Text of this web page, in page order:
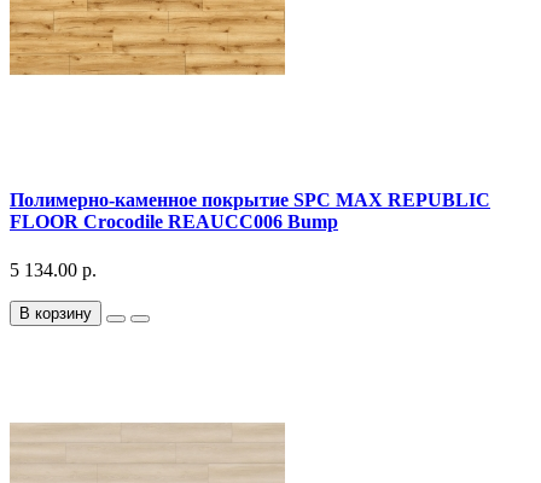
Полимерно-каменное покрытие SPC MAX REPUBLIC
FLOOR Crocodile REAUCC006 Bump
5 134.00 р.
В корзину